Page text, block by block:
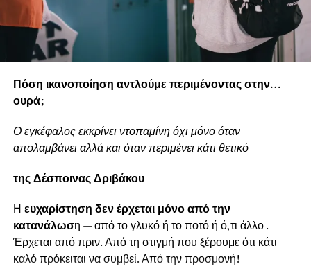
Πόση ικανοποίηση αντλούμε περιμένοντας στην…
ουρά;
Ο εγκέφαλος εκκρίνει ντοπαμίνη όχι μόνο όταν
απολαμβάνει αλλά και όταν περιμένει κάτι θετικό
της Δέσποινας Δριβάκου
Η ευχαρίστηση δεν έρχεται μόνο από την
κατανάλωση — από το γλυκό ή το ποτό ή ό,τι άλλο .
Έρχεται από πριν. Από τη στιγμή που ξέρουμε ότι κάτι
καλό πρόκειται να συμβεί. Από την προσμονή!